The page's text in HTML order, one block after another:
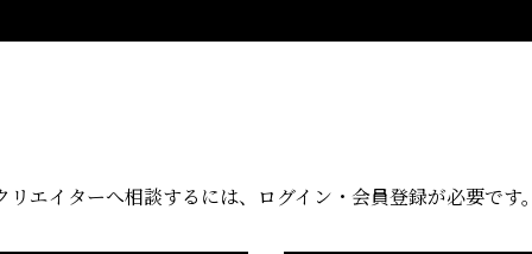
リエイターへ相談するには、 ログイン・会員登録が必要です